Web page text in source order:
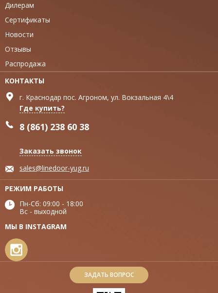
Дилерам
Сертификаты
Новости
Отзывы
Распродажа
КОНТАКТЫ
г. Краснодар пос. Агроном, ул. Вокзальная 4\4
Где купить?
8 (861) 238 60 38
Заказать звонок
sales@linedoor-yug.ru
РЕЖИМ РАБОТЫ
Пн-Сб: 09:00 - 18:00
Вс - выходной
МЫ В INSTAGRAM
ЗАДАТЬ ВОПРОС